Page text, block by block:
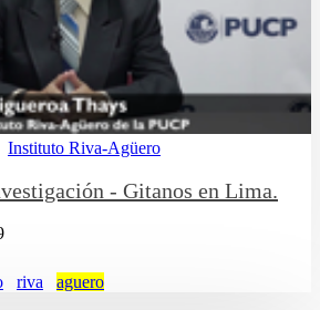
Instituto Riva-Agüero
- Gitanos en Lima.
riva aguero